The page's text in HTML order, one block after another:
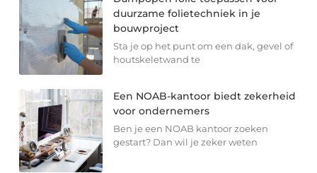
duurzame folietechniek in je
bouwproject
Sta je op het punt om een dak, gevel of
houtskeletwand te
Een NOAB-kantoor biedt zekerheid
voor ondernemers
Ben je een NOAB kantoor zoeken
gestart? Dan wil je zeker weten